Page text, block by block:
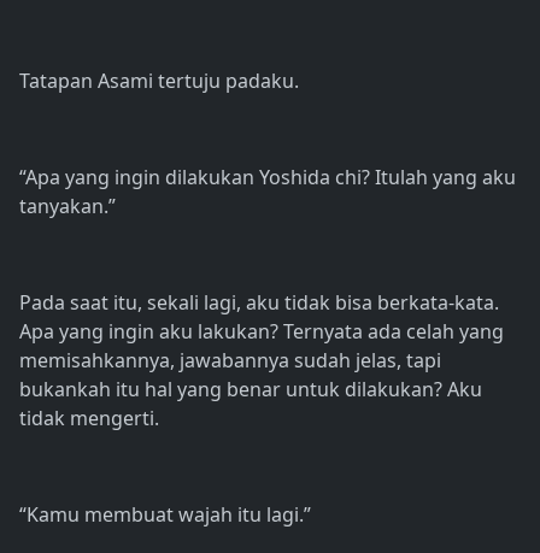
Tatapan Asami tertuju padaku.
“Apa yang ingin dilakukan Yoshida chi? Itulah yang aku
tanyakan.”
Pada saat itu, sekali lagi, aku tidak bisa berkata-kata.
Apa yang ingin aku lakukan? Ternyata ada celah yang
memisahkannya, jawabannya sudah jelas, tapi
bukankah itu hal yang benar untuk dilakukan? Aku
tidak mengerti.
“Kamu membuat wajah itu lagi.”